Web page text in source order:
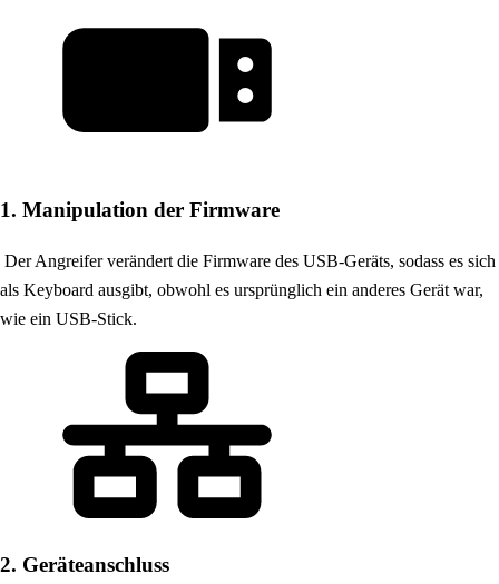
1. Manipulation der Firmware
Der Angreifer verändert die Firmware des USB-Geräts, sodass es sich
als Keyboard ausgibt, obwohl es ursprünglich ein anderes Gerät war,
wie ein USB-Stick.
2. Geräteanschluss